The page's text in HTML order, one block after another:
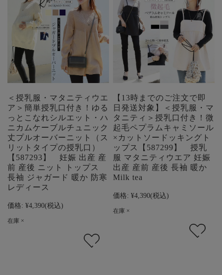
＜授乳服・マタニティウエ
ア＞簡単授乳口付き！ゆる
っとこなれシルエット・ハ
ニカムケーブルチュニック
丈プルオーバーニット（ス
リットタイプの授乳口）
【587293】 妊娠 出産 産
前 産後 ニット トップス
長袖 ジャガード 暖か 防寒
レディース
価格: ¥4,390(税込)
在庫 ×
【13時までのご注文で即
日発送対象】＜授乳服・マ
タニティ＞授乳口付き！微
起毛ペプラムキャミソール
×カットソードッキングト
ップス【587299】 授乳
服 マタニティウエア 妊娠
出産 産前 産後 長袖 暖か
Milk tea
価格: ¥4,390(税込)
在庫 ×